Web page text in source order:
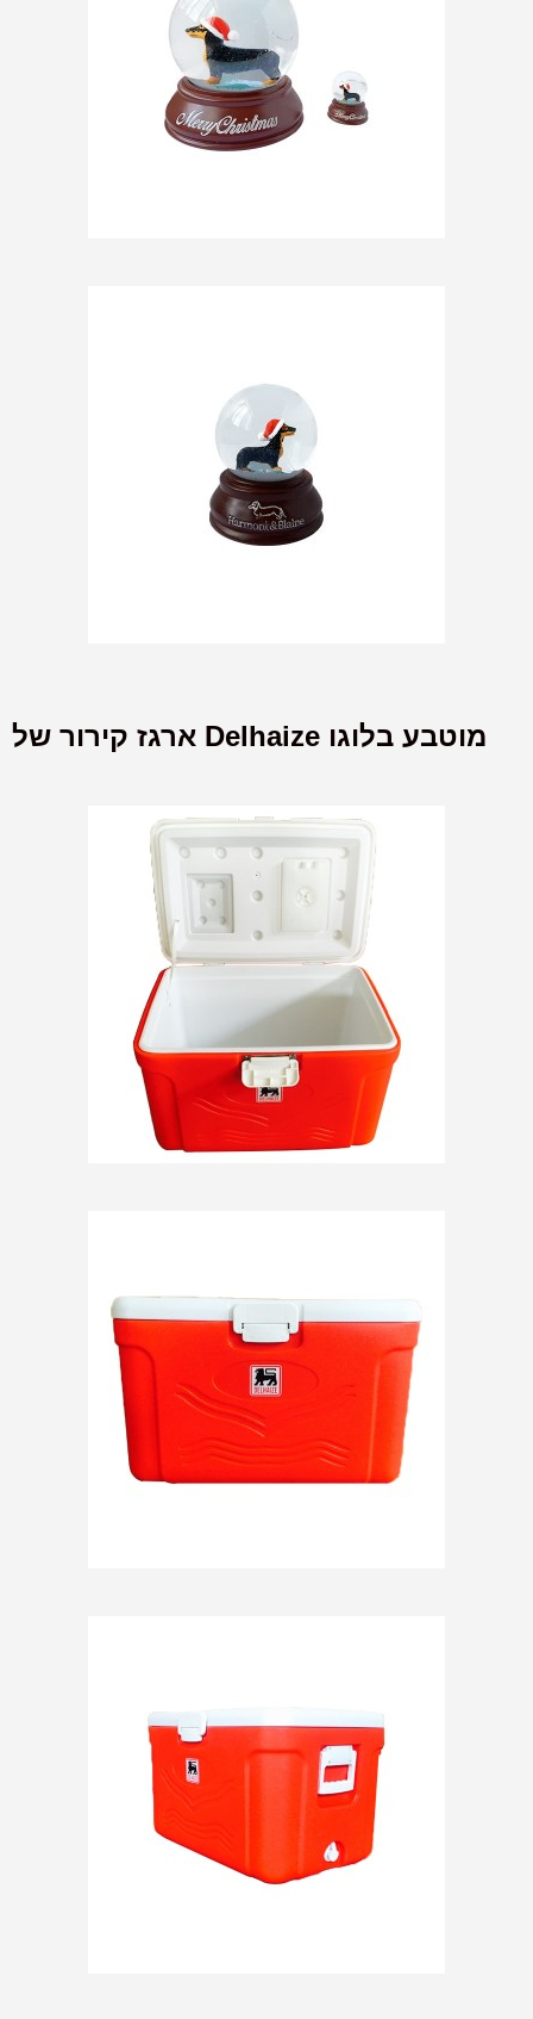
ארגז קירור של Delhaize מוטבע בלוגו